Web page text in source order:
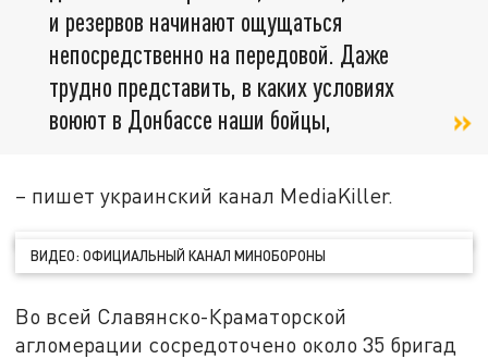
и резервов начинают ощущаться
непосредственно на передовой. Даже
трудно представить, в каких условиях
воюют в Донбассе наши бойцы,
– пишет украинский канал MediaKiller.
ВИДЕО: ОФИЦИАЛЬНЫЙ КАНАЛ МИНОБОРОНЫ
Во всей Славянско-Краматорской
агломерации сосредоточено около 35 бригад